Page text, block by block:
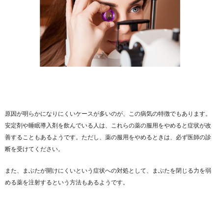
原因が明らかになりにくいケースが多いのが、この病気の特徴でもあります。
安定剤や睡眠導入剤を飲んでいる人は、これらの薬の服用をやめると症状が改
善することもあるようです。ただし、薬の服用をやめるときは、必ず医師の診
断を受けてください。
また、まぶたが開けにくいという症状への対処として、まぶたを閉じる力を弱
める薬を注射するという方法もあるようです。